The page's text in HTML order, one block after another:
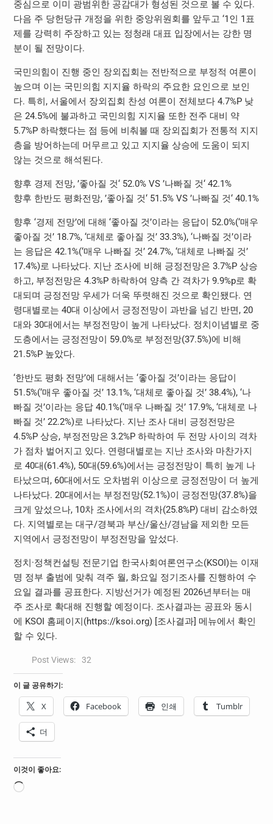
중심으로 이미 광범위한 공감대가 형성된 것으로 볼 수 있다.
다음 주 당헌당규 개정을 위한 중앙위원회를 앞두고 ‘1인 1표
제를 강력히 주장하고 있는 정청래 대표 입장에서는 강한 명
분이 될 전망이다.
국민의힘이 진행 중인 장외집회는 전반적으로 부정적 여론이
높으며 이는 국민의힘 지지율 하락의 주요한 요인으로 보인
다. 특히, 서울에서 장외집회 찬성 여론이 전체보다 4.7%P 낮
은 24.5%에 불과하고 국민의힘 지지율 또한 전주 대비 약
5.7%P 하락했다는 점 등에 비춰볼 때 장외집회가 전통적 지지
층을 방어하는데 머무르고 있고 지지율 상승에 도움이 되지
않는 것으로 해석된다.
향후 경제 전망, ’좋아질 것‘ 52.0% VS ’나빠질 것‘ 42.1%
향후 한반도 평화전망, ’좋아질 것‘ 51.5% VS ’나빠질 것‘ 40.1%
향후 ‘경제 전망’에 대해 ‘좋아질 것’이라는 응답이 52.0%(‘매우
좋아질 것’ 18.7%, ‘대체로 좋아질 것’ 33.3%), ‘나빠질 것’이라
는 응답은 42.1%(‘매우 나빠질 것’ 24.7%, ‘대체로 나빠질 것’
17.4%)로 나타났다. 지난 조사에 비해 긍정전망은 3.7%P 상승
하고, 부정전망은 4.3%P 하락하여 양측 간 격차가 9.9%p로 확
대되며 긍정전망 우세가 더욱 뚜렷해진 것으로 확인됐다. 연
령대별로는 40대 이상에서 긍정전망이 과반을 넘긴 반면, 20
대와 30대에서는 부정전망이 높게 나타났다. 정치이념별로 중
도층에서는 긍정전망이 59.0%로 부정전망(37.5%)에 비해
21.5%P 높았다.
‘한반도 평화 전망’에 대해서는 ‘좋아질 것’이라는 응답이
51.5%(‘매우 좋아질 것’ 13.1%, ‘대체로 좋아질 것’ 38.4%), ‘나
빠질 것’이라는 응답 40.1%(‘매우 나빠질 것’ 17.9%, ‘대체로 나
빠질 것’ 22.2%)로 나타났다. 지난 조사 대비 긍정전망은
4.5%P 상승, 부정전망은 3.2%P 하락하여 두 전망 사이의 격차
가 점차 벌어지고 있다. 연령대별로는 지난 조사와 마찬가지
로 40대(61.4%), 50대(59.6%)에서는 긍정전망이 특히 높게 나
타났으며, 60대에서도 오차범위 이상으로 긍정전망이 더 높게
나타났다. 20대에서는 부정전망(52.1%)이 긍정전망(37.8%)을
크게 앞섰으나, 10차 조사에서의 격차(25.8%P) 대비 감소하였
다. 지역별로는 대구/경북과 부산/울산/경남을 제외한 모든
지역에서 긍정전망이 부정전망을 앞섰다.
정치·정책컨설팅 전문기업 한국사회여론연구소(KSOI)는 이재
명 정부 출범에 맞춰 격주 월, 화요일 정기조사를 진행하여 수
요일 결과를 공표한다. 지방선거가 예정된 2026년부터는 매
주 조사로 확대해 진행할 예정이다. 조사결과는 공표와 동시
에 KSOI 홈페이지(https://ksoi.org) [조사결과] 메뉴에서 확인
할 수 있다.
Post Views: 32
이 글 공유하기:
X Facebook 인쇄 Tumblr
더
이것이 좋아요:
로